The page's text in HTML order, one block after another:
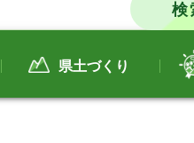
県土づくり